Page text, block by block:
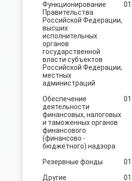
Функционирование
Правительства
Российской Федерации,
высших
исполнительных
органов
государственной
власти субъектов
Российской Федерации,
местных
администраций
01
Обеспечение
деятельности
финансовых, налоговых
и таможенных органов
финансового
(финансово -
бюджетного) надзора
01
Резервные фонды 01
Другие
01